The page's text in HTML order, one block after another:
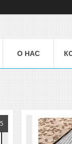
О НАС